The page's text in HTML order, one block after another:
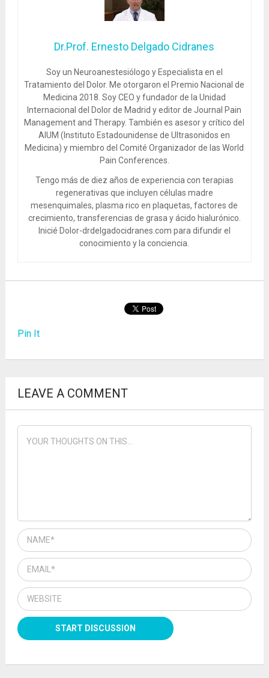
Dr.Prof. Ernesto Delgado Cidranes
Soy un Neuroanestesiólogo y Especialista en el
Tratamiento del Dolor. Me otorgaron el Premio Nacional de
Medicina 2018. Soy CEO y fundador de la Unidad
Internacional del Dolor de Madrid y editor de Journal Pain
Management and Therapy. También es asesor y crítico del
AIUM (Instituto Estadounidense de Ultrasonidos en
Medicina) y miembro del Comité Organizador de las World
Pain Conferences.
Tengo más de diez años de experiencia con terapias
regenerativas que incluyen células madre
mesenquimales, plasma rico en plaquetas, factores de
crecimiento, transferencias de grasa y ácido hialurónico.
Inicié Dolor-drdelgadocidranes.com para difundir el
conocimiento y la conciencia.
Pin It
LEAVE A COMMENT